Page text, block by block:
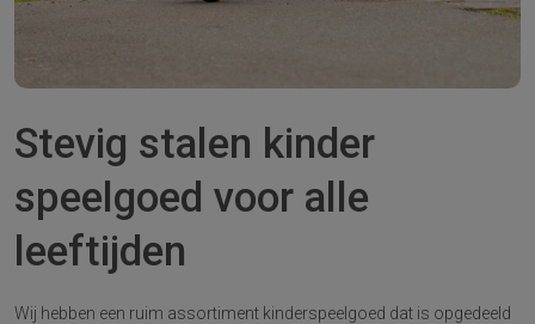
Stevig stalen kinder
speelgoed voor alle
leeftijden
Wij hebben een ruim assortiment kinderspeelgoed dat is opgedeeld